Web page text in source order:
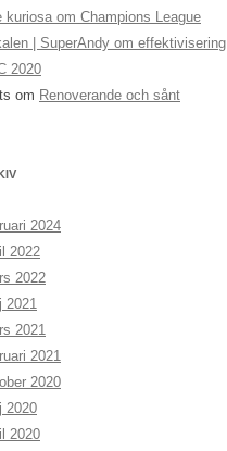
kuriosa om Champions League
| SuperAndy om effektivisering
2020
om Renoverande och sånt
2024
2022
2022
2021
2021
2021
2020
2020
2020